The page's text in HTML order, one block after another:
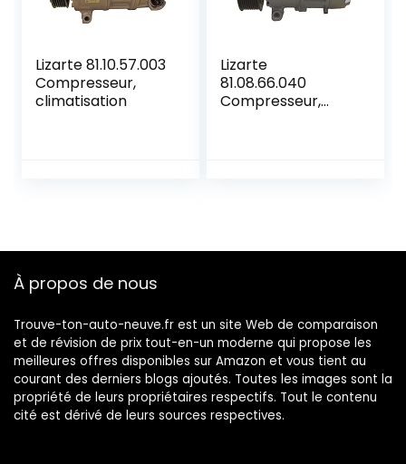
Lizarte 81.10.57.003
Compresseur,
climatisation
Lizarte
81.08.66.040
Compresseur,
À propos de nous
Trouve-ton-auto-neuve.fr est un site Web de comparaison
et de révision de prix tout-en-un moderne qui propose les
meilleures offres disponibles sur Amazon et vous tient au
courant des derniers blogs ajoutés. Toutes les images sont la
propriété de leurs propriétaires respectifs. Tout le contenu
cité est dérivé de leurs sources respectives.